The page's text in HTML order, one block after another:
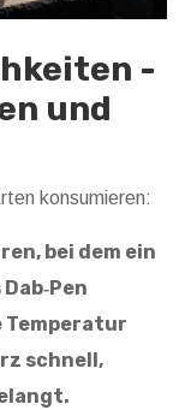
-
und
konsumieren:
bei dem ein
Temperatur
schnell,